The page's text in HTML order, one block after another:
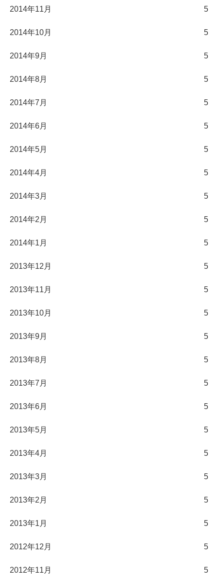
2014年11月 5
2014年10月 5
2014年9月 5
2014年8月 5
2014年7月 5
2014年6月 5
2014年5月 5
2014年4月 5
2014年3月 5
2014年2月 5
2014年1月 5
2013年12月 5
2013年11月 5
2013年10月 5
2013年9月 5
2013年8月 5
2013年7月 5
2013年6月 5
2013年5月 5
2013年4月 5
2013年3月 5
2013年2月 5
2013年1月 5
2012年12月 5
2012年11月 5